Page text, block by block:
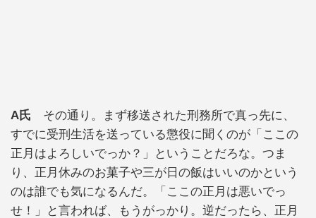
A氏 その通り。まず移送された刑務所で真っ先に、
すでに受刑生活を送っている懲役に聞くのが「ここの
正月はよろしいでっか？」ということだろな。つま
り、正月休みのお菓子や三が日の飯はいいのかという
のは誰でも気になるんだ。「ここの正月は悪いでっ
せ！」と言われば、もうがっかり。逆だったら、正月